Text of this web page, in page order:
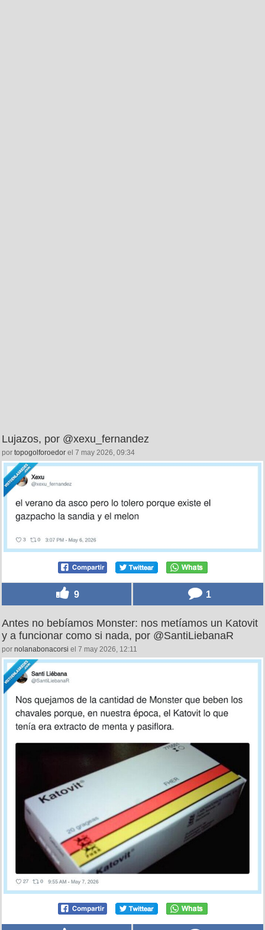
Lujazos, por @xexu_fernandez
por topogolforoedor el 7 may 2026, 09:34
9 1
Antes no bebíamos Monster: nos metíamos un Katovit
y a funcionar como si nada, por @SantiLiebanaR
por nolanabonacorsi el 7 may 2026, 12:11